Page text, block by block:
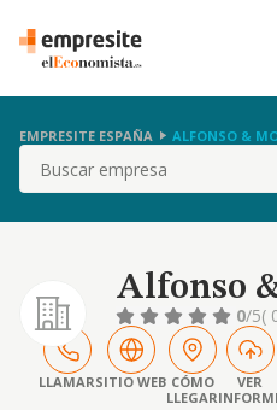
EMPRESITE ESPAÑA ALFONSO &
Buscar
Alfonso
0/5(
LLAMARSITIO WEB CÓMO
LLEGAR
VER